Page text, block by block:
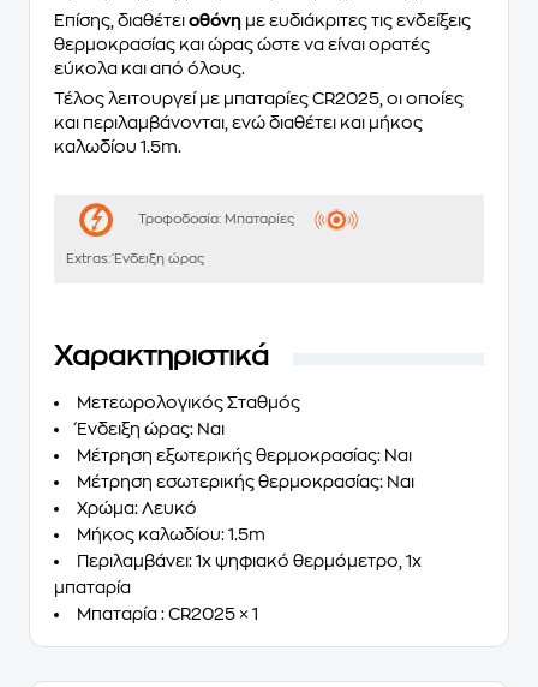
Επίσης, διαθέτει οθόνη με ευδιάκριτες τις ενδείξεις
θερμοκρασίας και ώρας ώστε να είναι ορατές
εύκολα και από όλους.
Τέλος λειτουργεί με μπαταρίες CR2025, οι οποίες
και περιλαμβάνονται, ενώ διαθέτει και μήκος
καλωδίου 1.5m.
Τροφοδοσία: Μπαταρίες
Extras:Ένδειξη ώρας
Χαρακτηριστικά
Μετεωρολογικός Σταθμός
Ένδειξη ώρας: Ναι
Μέτρηση εξωτερικής θερμοκρασίας: Ναι
Μέτρηση εσωτερικής θερμοκρασίας: Ναι
Χρώμα: Λευκό
Μήκος καλωδίου: 1.5m
Περιλαμβάνει: 1x ψηφιακό θερμόμετρο, 1x
μπαταρία
Μπαταρία : CR2025 × 1